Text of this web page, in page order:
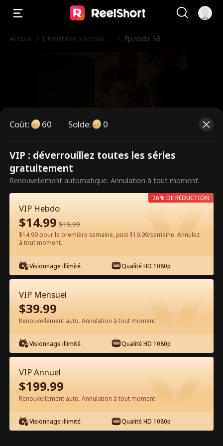
Accueil / L'Héritière s'écrase s
/ Épisode 58
Ce sont des épisodes payants.
Débloquez pour regarder.
60 Débloquer maintenant
Épisode 58 - L'Héritière s'écrase sur
son mari Film complet
1-50 51-67 Tous les épisodes
58
Coût: 60 Solde: 0
VIP : déverrouillez toutes les séries
gratuitement
Renouvellement automatique. Annulation à tout moment.
VIP Hebdo
$14.99 $19.99
$14.99 pour la première semaine, puis $19.99/semaine. Annulez
à tout moment.
Visionnage illimité Qualité HD 1080p
26% DE RÉDUCTION
VIP Mensuel
$39.99
Renouvellement auto. Annulation à tout moment.
Visionnage illimité Qualité HD 1080p
VIP Annuel
$199.99
Renouvellement auto. Annulation à tout moment.
Visionnage illimité Qualité HD 1080p